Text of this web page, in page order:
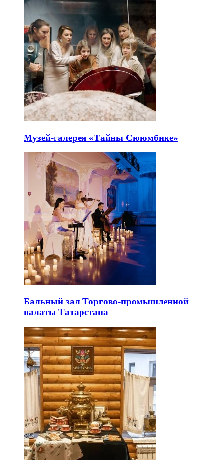
Музей-галерея «Тайны Сююмбике»
Бальный зал Торгово-промышленной
палаты Татарстана